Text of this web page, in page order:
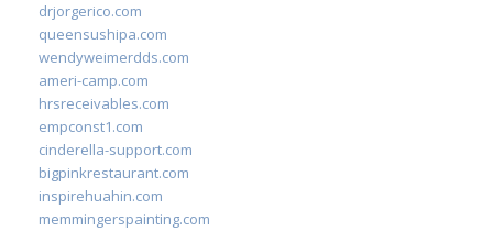
drjorgerico.com
queensushipa.com
wendyweimerdds.com
ameri-camp.com
hrsreceivables.com
empconst1.com
cinderella-support.com
bigpinkrestaurant.com
inspirehuahin.com
memmingerspainting.com